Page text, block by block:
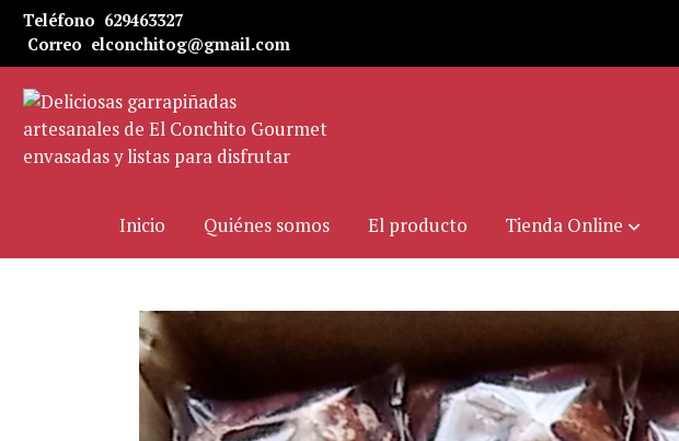
Teléfono 629463327
Correo elconchitog@gmail.com
Inicio Quiénes somos El producto Tienda Online